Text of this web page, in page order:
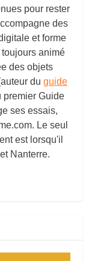
pour rester
des
et forme
animé
des objets
du guide
premier Guide
ses essais,
. Le seul
est lorsqu'il
Nanterre.